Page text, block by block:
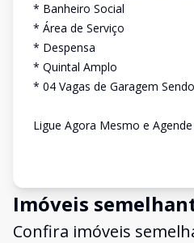
* Banheiro Social
* Área de Serviço
* Despensa
* Quintal Amplo
* 04 Vagas de Garagem
Ligue Agora Mesmo e Agende
Imóveis
Confira imóveis